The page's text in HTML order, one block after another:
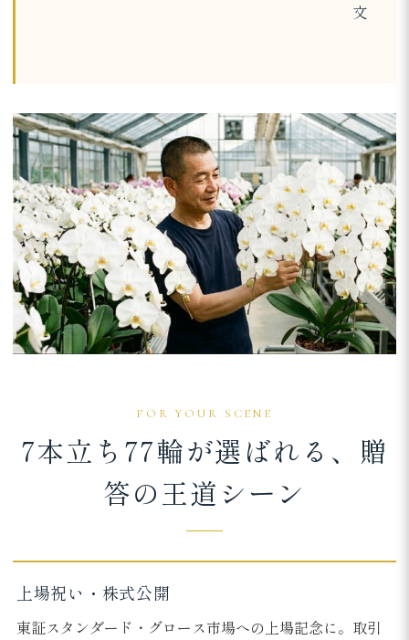
文
FOR YOUR SCENE
7本立ち77輪が選ばれる、贈
答の王道シーン
上場祝い・株式公開
東証スタンダード・グロース市場への上場記念に。取引